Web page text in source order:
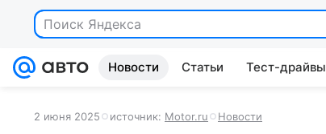
Поиск Яндекса
Новости Статьи Тест-драйвы
2 июня 2025 источник: Motor.ru Новости